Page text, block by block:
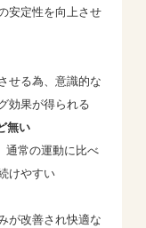
安定性を向上させ
せる為、意識的な
効果が得られる
無い
通常の運動に比べ
けやすい
が改善され快適な